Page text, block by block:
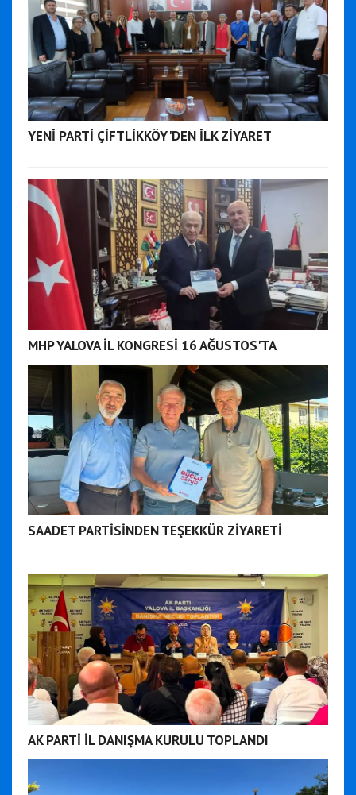
YENİ PARTİ ÇİFTLİKKÖY'DEN İLK ZİYARET
MHP YALOVA İL KONGRESİ 16 AĞUSTOS'TA
SAADET PARTİSİNDEN TEŞEKKÜR ZİYARETİ
AK PARTİ İL DANIŞMA KURULU TOPLANDI